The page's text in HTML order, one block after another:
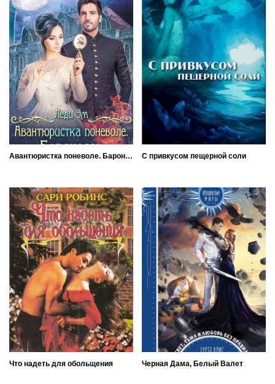
Авантюристка поневоле. Баронесса С привкусом пещерной соли
Что надеть для обольщения Черная Дама, Белый Валет